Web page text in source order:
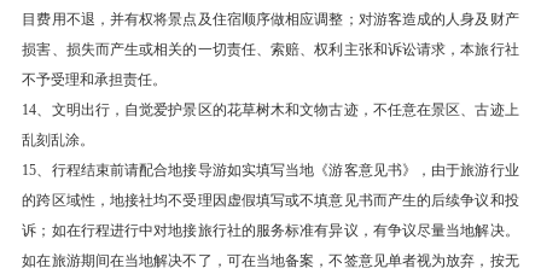
然景观的代表景区【天山天池】（含区间车）
【天山天池风景区】 (天山天池风景区 ；游览时
长：2 小时)天山天池位于新疆阜康县境内的博格
达峰下的半山腰，东距乌鲁木齐110公里，海拔
1980米，是一个湖面呈半月形天然的高山湖泊。
天山天池风景区以天池为中心，以完整的4个垂直
自然景观带和雪山冰川、高山湖泊为主要特征，以
远古瑶池西王母神话以及宗教和独特的民族民俗风
目费用不退，并有权将景点及住宿顺序做相应调整；对游客造成的人身及财产
损害、损失而产生或相关的一切责任、索赔、权利主张和诉讼请求，本旅行社
不予受理和承担责任。
14、文明出行，自觉爱护景区的花草树木和文物古迹，不任意在景区、古迹上
乱刻乱涂。
15、行程结束前请配合地接导游如实填写当地《游客意见书》，由于旅游行业
的跨区域性，地接社均不受理因虚假填写或不填意见书而产生的后续争议和投
诉；如在行程进行中对地接旅行社的服务标准有异议，有争议尽量当地解决。
如在旅游期间在当地解决不了，可在当地备案，不签意见单者视为放弃，按无